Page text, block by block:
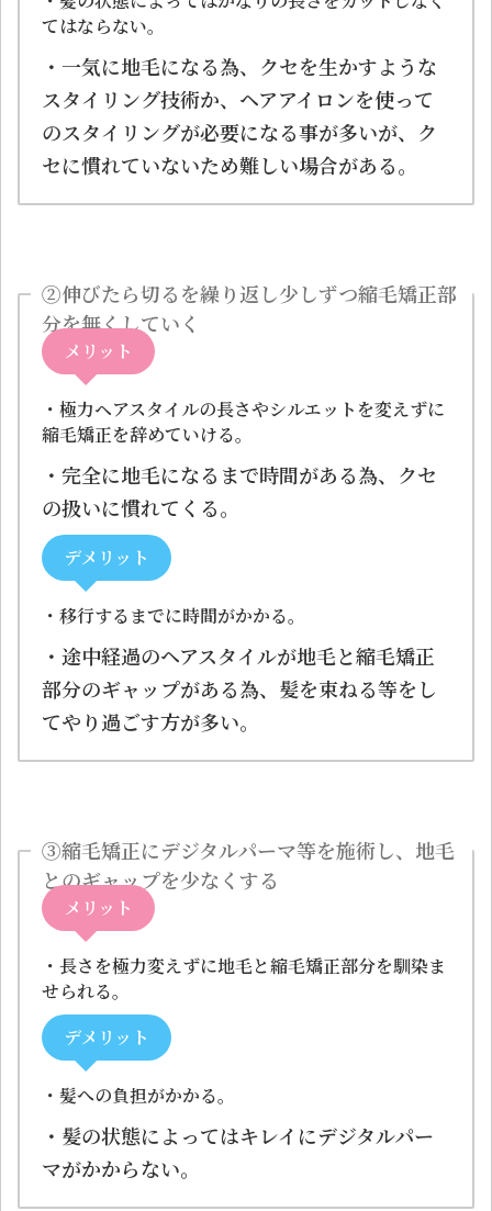
てはならない。
・一気に地毛になる為、クセを生かすような
スタイリング技術か、ヘアアイロンを使って
のスタイリングが必要になる事が多いが、ク
セに慣れていないため難しい場合がある。
②伸びたら切るを繰り返し少しずつ縮毛矯正部
分を無くしていく
メリット
・極力ヘアスタイルの長さやシルエットを変えずに
縮毛矯正を辞めていける。
・完全に地毛になるまで時間がある為、クセ
の扱いに慣れてくる。
デメリット
・移行するまでに時間がかかる。
・途中経過のヘアスタイルが地毛と縮毛矯正
部分のギャップがある為、髪を束ねる等をし
てやり過ごす方が多い。
③縮毛矯正にデジタルパーマ等を施術し、地毛
とのギャップを少なくする
メリット
・長さを極力変えずに地毛と縮毛矯正部分を馴染ま
せられる。
デメリット
・髪への負担がかかる。
・髪の状態によってはキレイにデジタルパー
マがかからない。